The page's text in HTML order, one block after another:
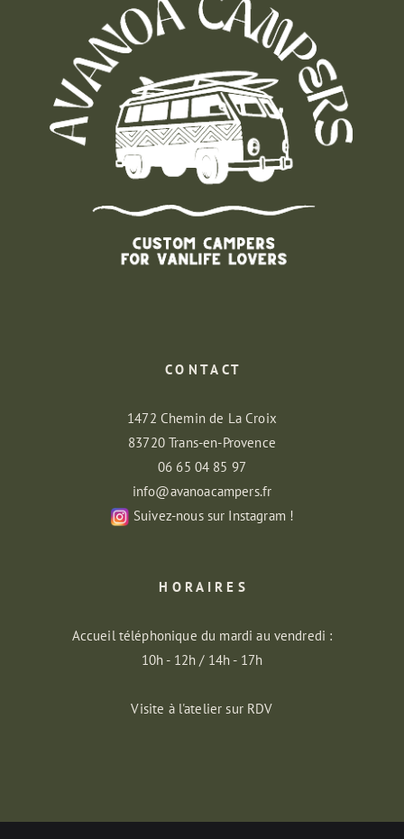
C O N T A C T
1472 Chemin de La Croix
83720 Trans-en-Provence
06 65 04 85 97
info@avanoacampers.fr
Suivez-nous sur Instagram !
H O R A I R E S
Accueil téléphonique du mardi au vendredi :
10h - 12h / 14h - 17h
Visite à l'atelier sur RDV